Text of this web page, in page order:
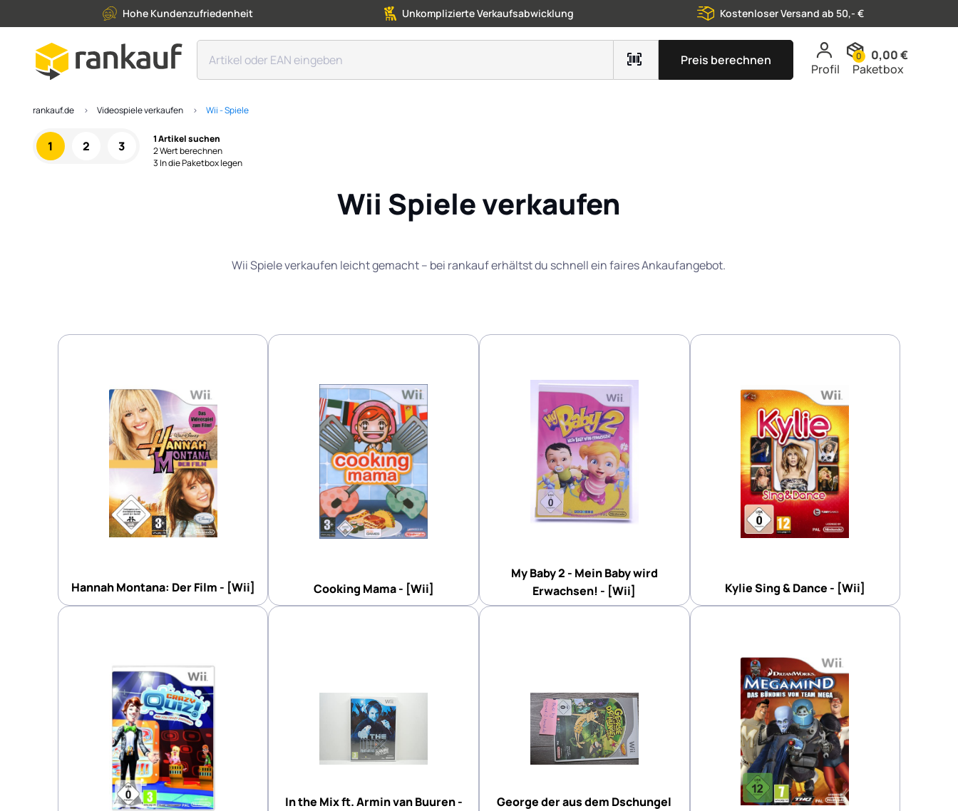
Hohe Kundenzufriedenheit Unkomplizierte Verkaufsabwicklung Kostenloser Versand ab 50,- €
Preis berechnen
Profil
0
0,00 €
Paketbox
rankauf.de Videospiele verkaufen Wii - Spiele
1 2 3
1 Artikel suchen
2 Wert berechnen
3 In die Paketbox legen
Wii Spiele verkaufen
Wii Spiele verkaufen leicht gemacht – bei rankauf erhältst du schnell ein faires Ankaufangebot.
Hannah Montana: Der Film - [Wii] Cooking Mama - [Wii]
My Baby 2 - Mein Baby wird
Erwachsen! - [Wii]
Kylie Sing & Dance - [Wii]
In the Mix ft. Armin van Buuren -
George der aus dem Dschungel